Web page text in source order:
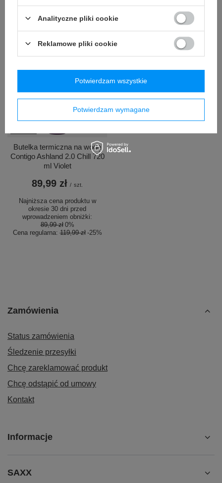
okresie 30 dni przed
wprowadzeniem obniżki:
119,99 zł
okresie 30 dni przed
wprowadzeniem obniżki:
29,99 zł -33%
159,99 zł
Butelka termiczna na wodę
Contigo Ashland 2.0 Chill 720
ml Violet
89,99 zł / szt.
Najniższa cena produktu w
okresie 30 dni przed
wprowadzeniem obniżki:
89,99 zł 0%
Cena regularna:119,99 zł -25%
Zamówienia
Status zamówienia
Śledzenie przesyłki
Chcę zareklamować produkt
Chcę odstąpić od umowy
Kontakt
Informacje
SAXX
Analityczne pliki cookie
Reklamowe pliki cookie
Potwierdzam wymagane
Potwierdzam wszystkie